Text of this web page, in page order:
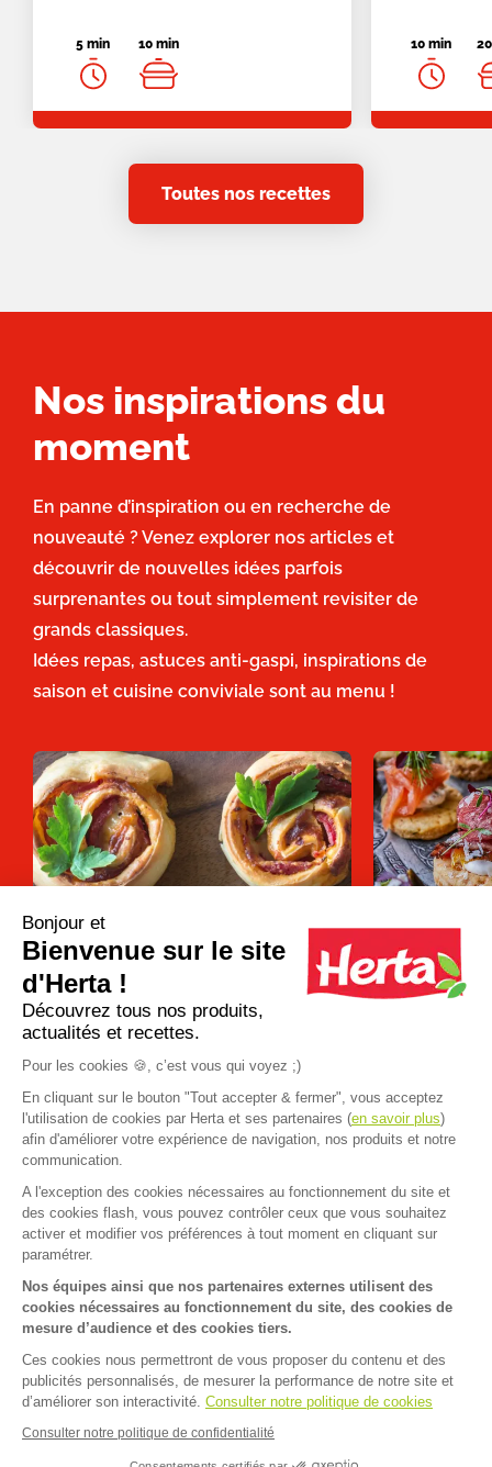
5 min 10 min 10 min
Toutes nos recettes
Nos inspirations du
moment
En panne d’inspiration ou en recherche de
nouveauté ? Venez explorer nos articles et
découvrir de nouvelles idées parfois
surprenantes ou tout simplement revisiter de
grands classiques.
Idées repas, astuces anti-gaspi, inspirations de
saison et cuisine conviviale sont au menu !
Apéro dînatoire : que faire avec une
pâte à pizza ?
12 recettes
pour un
Plus d'inspirations
Accueil Recettes Courgette à la poêle lardons
FAQ Contact
Mentions sanitaires Cookies
Données personnelles
Dispositif d'alerte
Bonjour et
Bienvenue sur le site
d'Herta !
Découvrez tous nos produits,
actualités et recettes.
Pour les cookies 🍪, c’est vous qui voyez ;)
En cliquant sur le bouton "Tout accepter & fermer", vous acceptez
l'utilisation de cookies par Herta et ses partenaires (en savoir plus)
afin d'améliorer votre expérience de navigation, nos produits et notre
communication.
A l'exception des cookies nécessaires au fonctionnement du site et
des cookies flash, vous pouvez contrôler ceux que vous souhaitez
activer et modifier vos préférences à tout moment en cliquant sur
paramétrer.
Nos équipes ainsi que nos partenaires externes utilisent des
cookies nécessaires au fonctionnement du site, des cookies de
mesure d’audience et des cookies tiers.
Ces cookies nous permettront de vous proposer du contenu et des
publicités personnalisés, de mesurer la performance de notre site et
d’améliorer son interactivité. Consulter notre politique de cookies
Consulter notre politique de confidentialité